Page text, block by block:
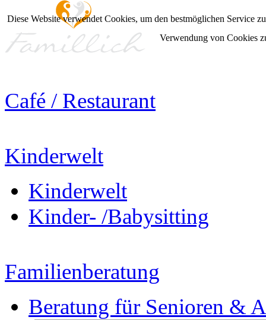
Café / Restaurant
Kinderwelt
Kinderwelt
Kinder- /Babysitting
Familienberatung
Beratung für Senioren &
Diese Website verwendet Cookies, um den bestmöglichen Service
Verwendung von Cookies